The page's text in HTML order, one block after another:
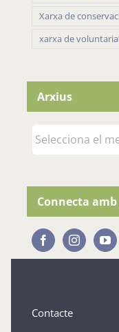
Xarxa de
xarxa de
Arxius
Arxius
Connecta
Contacte